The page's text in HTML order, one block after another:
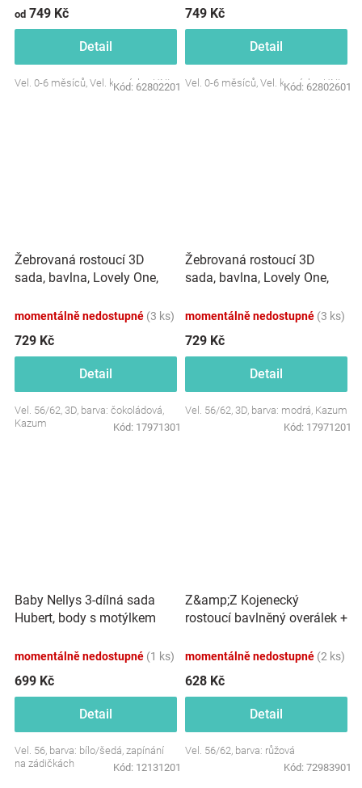
od 749 Kč
Detail
Vel. 0-6 měsíců, Vel. komínku: UNI
Kód: 62802201
749 Kč
Detail
Vel. 0-6 měsíců, Vel. komínku: UNI
Kód: 62802601
Žebrovaná rostoucí 3D
sada, bavlna, Lovely One,
momentálně nedostupné (3 ks)
729 Kč
Detail
Vel. 56/62, 3D, barva: čokoládová,
Kazum
Kód: 17971301
Žebrovaná rostoucí 3D
sada, bavlna, Lovely One,
momentálně nedostupné (3 ks)
729 Kč
Detail
Vel. 56/62, 3D, barva: modrá, Kazum
Kód: 17971201
Baby Nellys 3-dílná sada
Hubert, body s motýlkem
šedý
momentálně nedostupné (1 ks)
699 Kč
Detail
Vel. 56, barva: bílo/šedá, zapínání
na zádičkách
Kód: 12131201
Z&amp;Z Kojenecký
rostoucí bavlněný overálek +
momentálně nedostupné (2 ks)
628 Kč
Detail
Vel. 56/62, barva: růžová
Kód: 72983901